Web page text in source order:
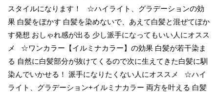
スタイルになります！ ☆ハイライト、グラデーションの効
果 白髪をぼかす 白髪を染めないで、あえて白髪と混ぜてぼか
す発想 おしゃれ感が出る 少し派手になってもいい人にオスス
メ ☆ワンカラー【イルミナカラー】の効果 白髪が若干染ま
る 自然に白髪部分が抜けてくるので次に生えてきた白髪に馴
染んでいかせる！ 派手になりたくない人にオススメ ☆ハイ
ライト、グラデーション+イルミナカラー 両方を叶える 白髪